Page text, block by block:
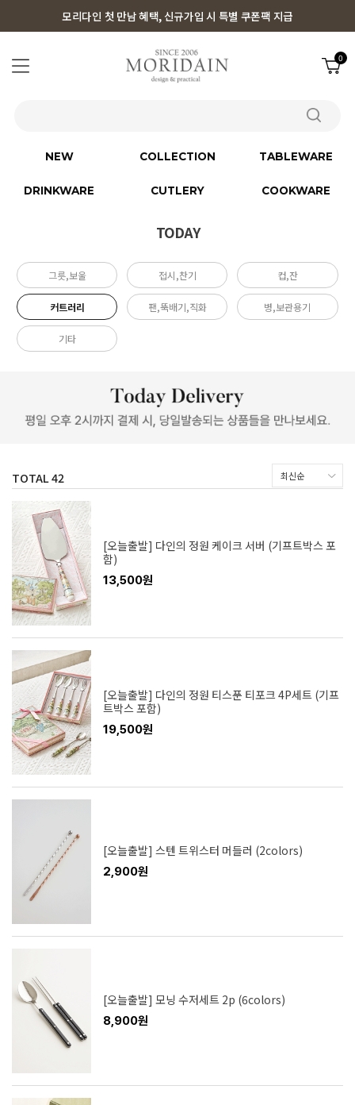
모리다인 첫 만남 혜택, 신규가입 시 특별 쿠폰팩 지급
0
NEW COLLECTION TABLEWARE
DRINKWARE CUTLERY COOKWARE
TODAY
그릇,보울 접시,찬기 컵,잔
커트러리 팬,뚝배기,직화 병,보관용기
기타
TOTAL42
[오늘출발] 다인의 정원 케이크 서버 (기프트박스 포
함)
13,500원
[오늘출발] 다인의 정원 티스푼 티포크 4P세트 (기프
트박스 포함)
19,500원
[오늘출발] 스텐 트위스터 머들러 (2colors)
2,900원
[오늘출발] 모닝 수저세트 2p (6colors)
8,900원